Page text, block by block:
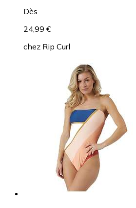
Dès
24,99 €
chez Rip Curl